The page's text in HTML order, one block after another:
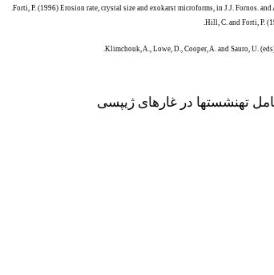
Forti, P. (1996) Erosion rate, crystal size and exokarst microforms, in J.J. Fornos. and
Hill, C. and Forti, P.
Klimchouk, A., Lowe, D., Cooper, A. and Sauro, U.